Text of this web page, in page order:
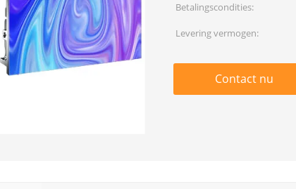
Betalingscondities:
Levering vermogen:
Contact nu